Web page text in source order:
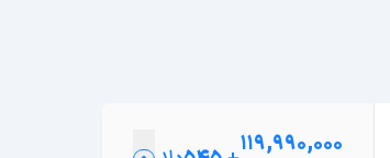
119,990,000